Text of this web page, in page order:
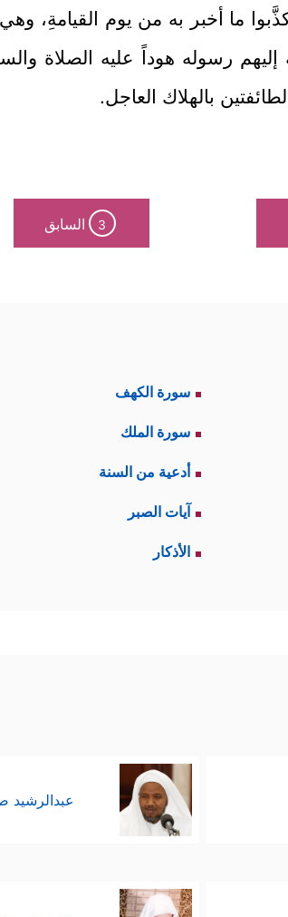
ما أخبر به من يوم القيامةِ، وهي
رسوله هوداً عليه الصلاة
بالهلاك العاجل.
3 السابق
سورة الكهف
سورة الملك
أدعية من السنة
آيات الصبر
الأذكار
عبدالرشيد